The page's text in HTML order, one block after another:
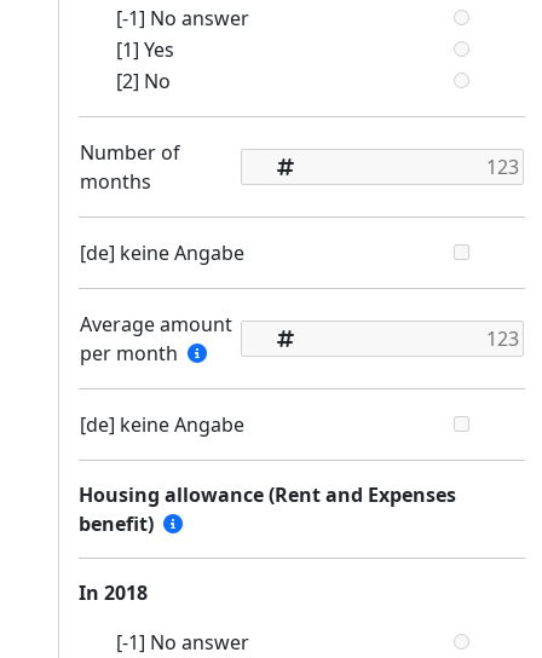
[-1] No answer
[1] Yes
[2] No
Number of
months
[de] keine Angabe
Average amount
per month
[de] keine Angabe
Housing allowance (Rent and Expenses
benefit)
In 2018
[-1] No answer